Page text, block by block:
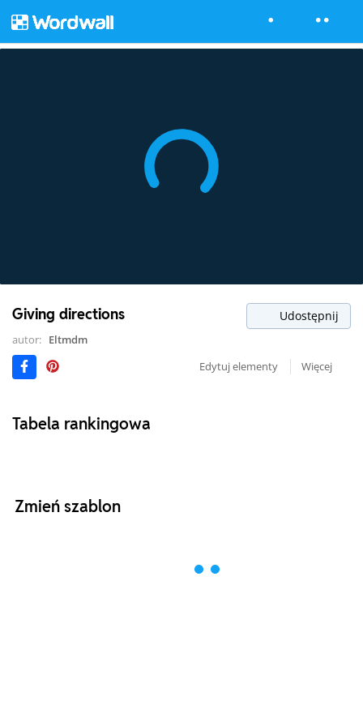
Giving directions Udostępnij
autor: Eltmdm
Edytuj elementy
Więcej
Tabela rankingowa
Zmień szablon